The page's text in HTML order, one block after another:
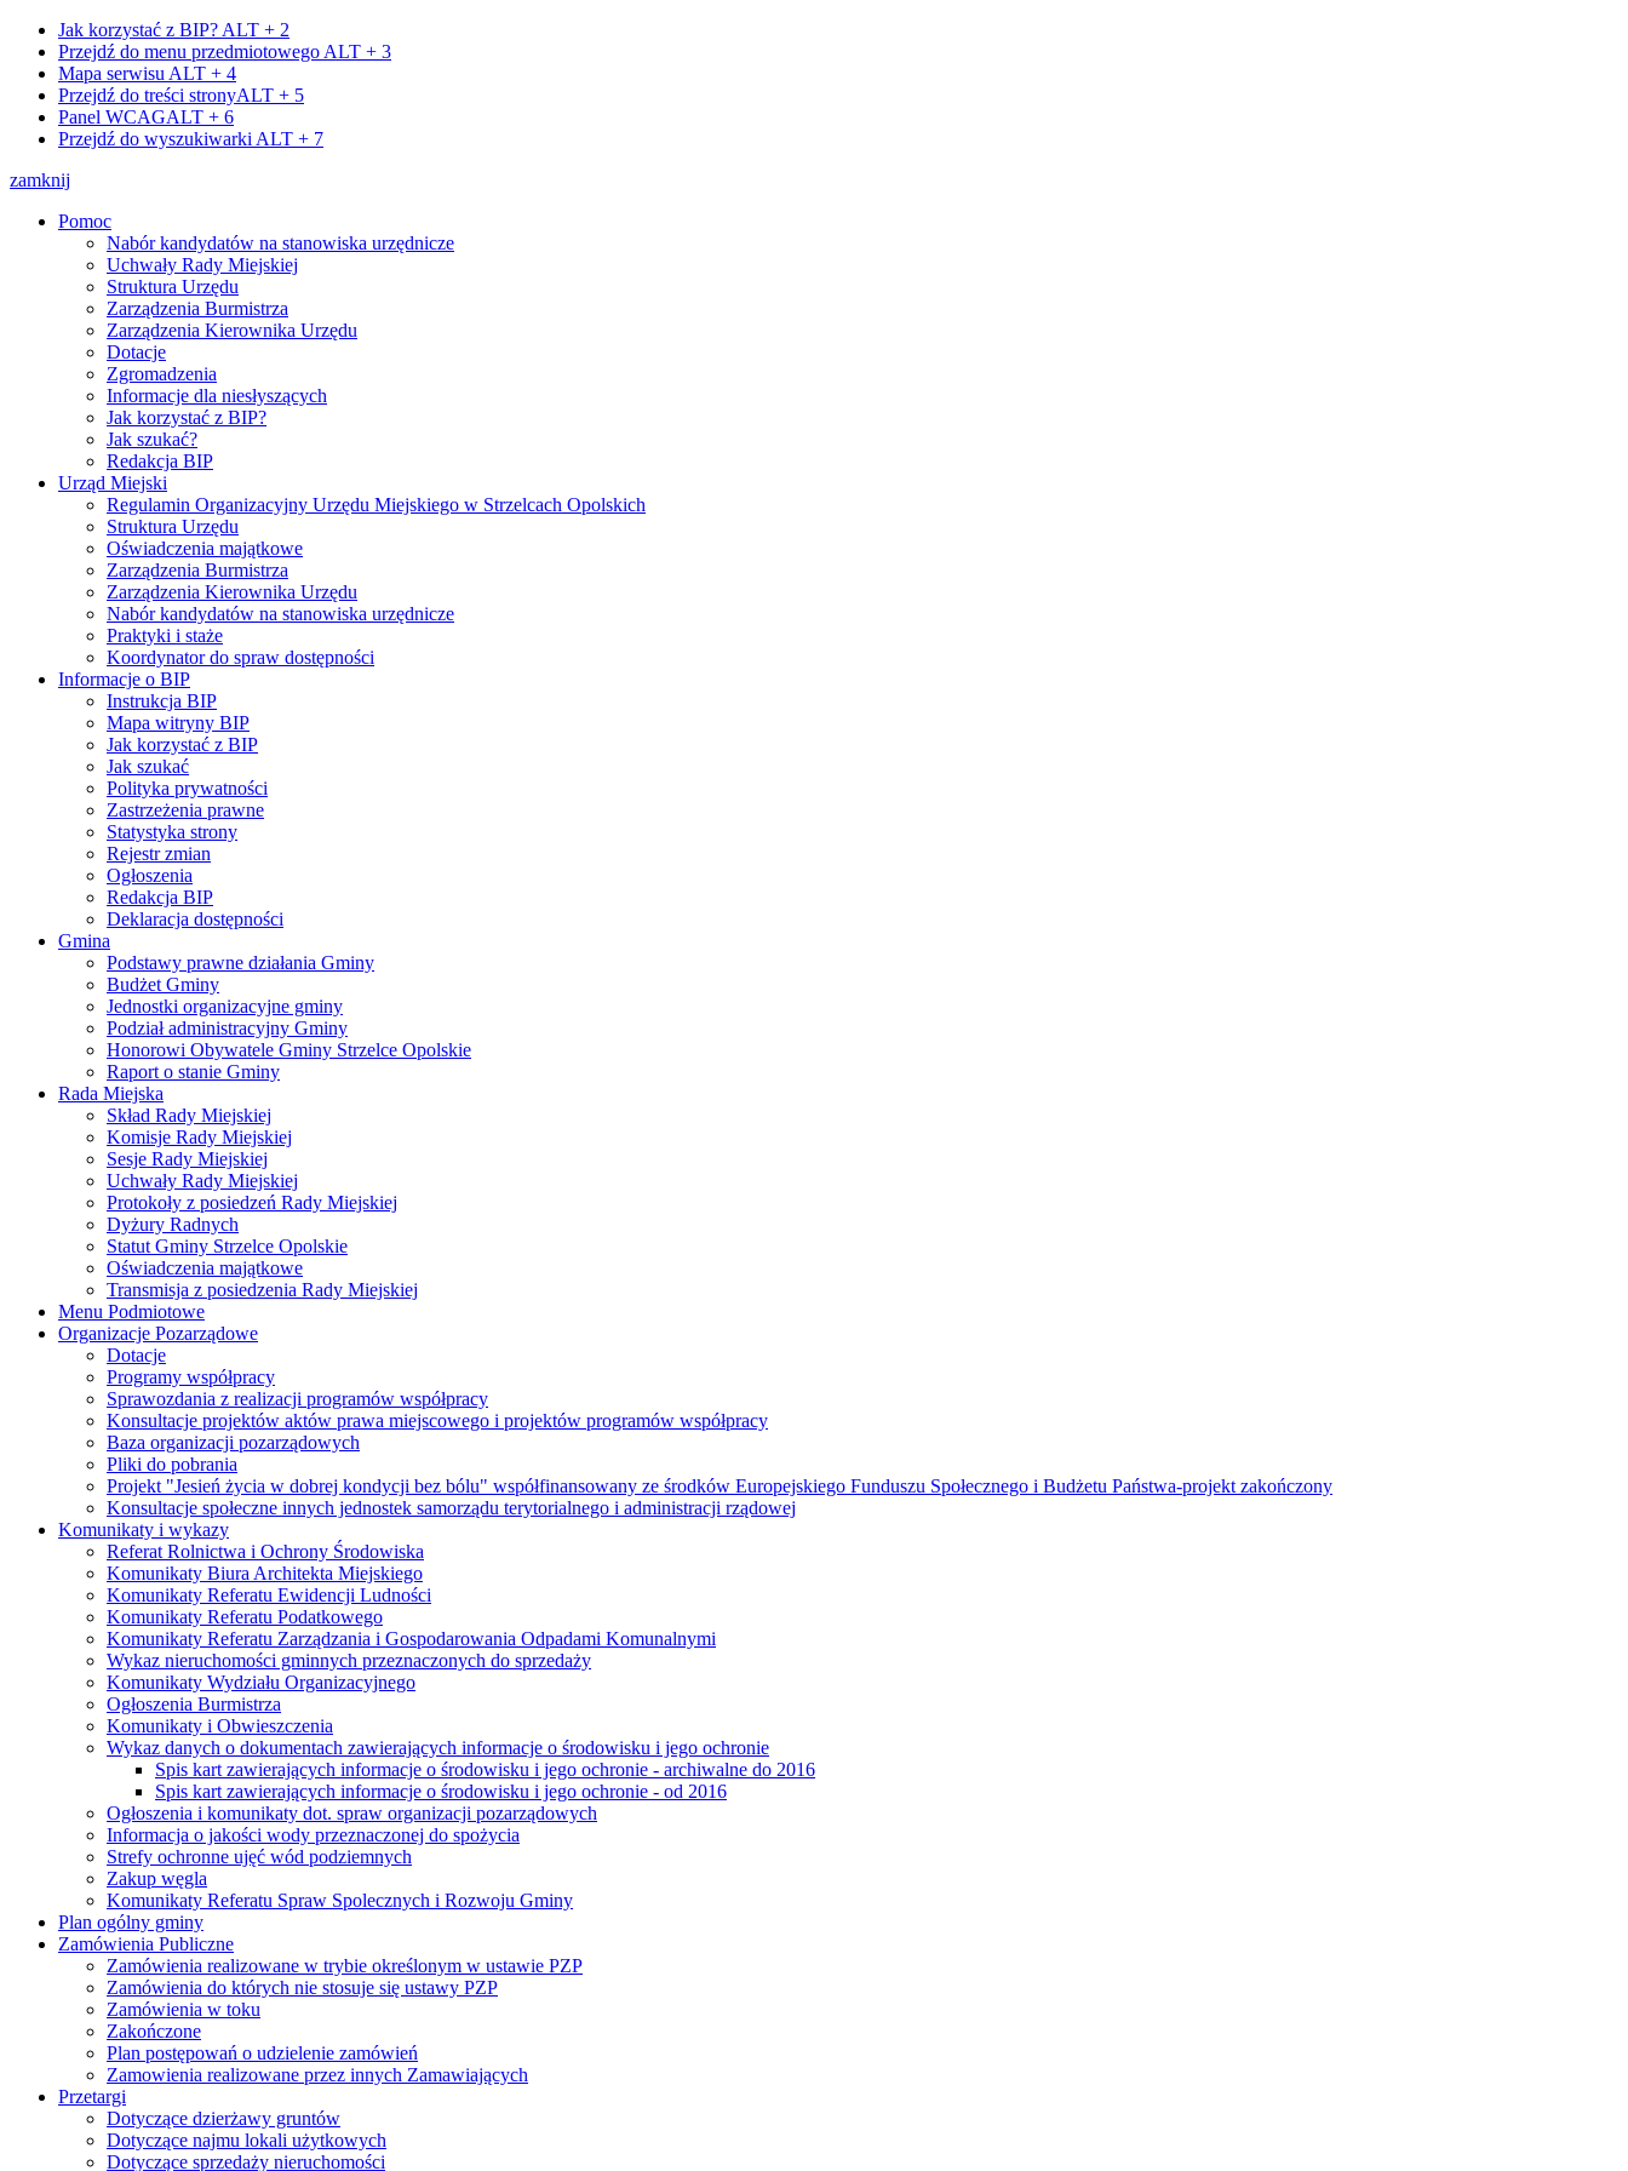
Jak korzystać z BIP? ALT + 2
Przejdź do menu przedmiotowego ALT + 3
Mapa serwisu ALT + 4
Przejdź do treści stronyALT + 5
Panel WCAGALT + 6
Przejdź do wyszukiwarki ALT + 7
zamknij
Pomoc
Nabór kandydatów na stanowiska urzędnicze
Uchwały Rady Miejskiej
Struktura Urzędu
Zarządzenia Burmistrza
Zarządzenia Kierownika Urzędu
Dotacje
Zgromadzenia
Informacje dla niesłyszących
Jak korzystać z BIP?
Jak szukać?
Redakcja BIP
Urząd Miejski
Regulamin Organizacyjny Urzędu Miejskiego w Strzelcach Opolskich
Struktura Urzędu
Oświadczenia majątkowe
Zarządzenia Burmistrza
Zarządzenia Kierownika Urzędu
Nabór kandydatów na stanowiska urzędnicze
Praktyki i staże
Koordynator do spraw dostępności
Informacje o BIP
Instrukcja BIP
Mapa witryny BIP
Jak korzystać z BIP
Jak szukać
Polityka prywatności
Zastrzeżenia prawne
Statystyka strony
Rejestr zmian
Ogłoszenia
Redakcja BIP
Deklaracja dostępności
Gmina
Podstawy prawne działania Gminy
Budżet Gminy
Jednostki organizacyjne gminy
Podział administracyjny Gminy
Honorowi Obywatele Gminy Strzelce Opolskie
Raport o stanie Gminy
Rada Miejska
Skład Rady Miejskiej
Komisje Rady Miejskiej
Sesje Rady Miejskiej
Uchwały Rady Miejskiej
Protokoły z posiedzeń Rady Miejskiej
Dyżury Radnych
Statut Gminy Strzelce Opolskie
Oświadczenia majątkowe
Transmisja z posiedzenia Rady Miejskiej
Menu Podmiotowe
Organizacje Pozarządowe
Dotacje
Programy współpracy
Sprawozdania z realizacji programów współpracy
Konsultacje projektów aktów prawa miejscowego i projektów programów współpracy
Baza organizacji pozarządowych
Pliki do pobrania
Projekt "Jesień życia w dobrej kondycji bez bólu" współfinansowany ze środków Europejskiego Funduszu Społecznego i Budżetu Państwa-projekt zakończony
Konsultacje społeczne innych jednostek samorządu terytorialnego i administracji rządowej
Komunikaty i wykazy
Referat Rolnictwa i Ochrony Środowiska
Komunikaty Biura Architekta Miejskiego
Komunikaty Referatu Ewidencji Ludności
Komunikaty Referatu Podatkowego
Komunikaty Referatu Zarządzania i Gospodarowania Odpadami Komunalnymi
Wykaz nieruchomości gminnych przeznaczonych do sprzedaży
Komunikaty Wydziału Organizacyjnego
Ogłoszenia Burmistrza
Komunikaty i Obwieszczenia
Wykaz danych o dokumentach zawierających informacje o środowisku i jego ochronie
Spis kart zawierających informacje o środowisku i jego ochronie - archiwalne do 2016
Spis kart zawierających informacje o środowisku i jego ochronie - od 2016
Ogłoszenia i komunikaty dot. spraw organizacji pozarządowych
Informacja o jakości wody przeznaczonej do spożycia
Strefy ochronne ujęć wód podziemnych
Zakup węgla
Komunikaty Referatu Spraw Spolecznych i Rozwoju Gminy
Plan ogólny gminy
Zamówienia Publiczne
Zamówienia realizowane w trybie określonym w ustawie PZP
Zamówienia do których nie stosuje się ustawy PZP
Zamówienia w toku
Zakończone
Plan postępowań o udzielenie zamówień
Zamowienia realizowane przez innych Zamawiających
Przetargi
Dotyczące dzierżawy gruntów
Dotyczące najmu lokali użytkowych
Dotyczące sprzedaży nieruchomości